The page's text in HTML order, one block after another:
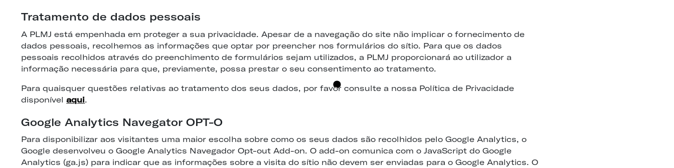
Tratamento de dados pessoais
A PLMJ está empenhada em proteger a sua privacidade. Apesar de a navegação do site não implicar o fornecimento de
dados pessoais, recolhemos as informações que optar por preencher nos formulários do sítio. Para que os dados
pessoais recolhidos através do preenchimento de formulários sejam utilizados, a PLMJ proporcionará ao utilizador a
informação necessária para que, previamente, possa prestar o seu consentimento ao tratamento.
Para quaisquer questões relativas ao tratamento dos seus dados, por favor consulte a nossa Política de Privacidade
disponívelaqui.
Google Analytics Navegator OPT-O
Para disponibilizar aos visitantes uma maior escolha sobre como os seus dados são recolhidos pelo Google Analytics, o
Google desenvolveu o Google Analytics Navegador Opt-out Add-on. O add-on comunica com o JavaScript do Google
Analytics (ga.js) para indicar que as informações sobre a visita do sítio não devem ser enviadas para o Google Analytics. O